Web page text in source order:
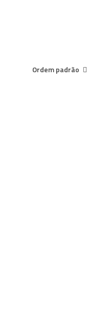
Ordem padrão